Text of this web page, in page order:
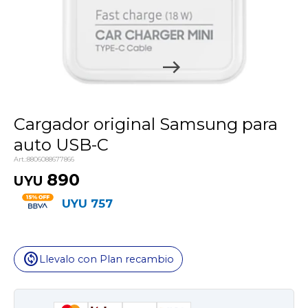
Cargador original Samsung para
auto USB-C
8806088677866
UYU 890
UYU 757
change_circleLlevalo con Plan recambio